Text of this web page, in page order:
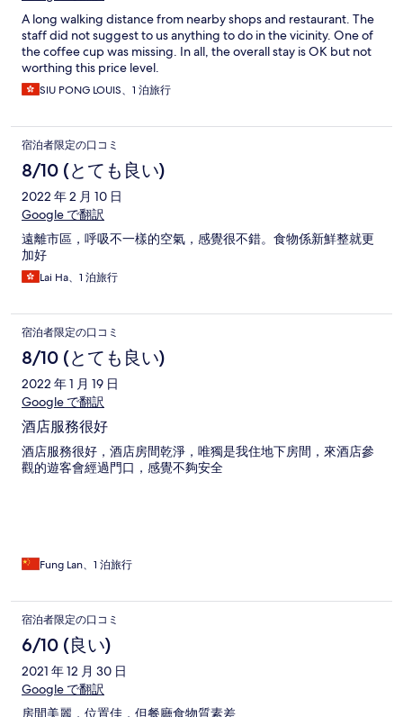
A long walking distance from nearby shops and restaurant. The
staff did not suggest to us anything to do in the vicinity. One of
the coffee cup was missing. In all, the overall stay is OK but not
worthing this price level.
SIU PONG LOUIS、1 泊旅行
宿泊者限定の口コミ
8/10 (とても良い)
2022 年 2 月 10 日
Google で翻訳
遠離市區，呼吸不一樣的空氣，感覺很不錯。食物係新鮮整就更
加好
Lai Ha、1 泊旅行
宿泊者限定の口コミ
8/10 (とても良い)
2022 年 1 月 19 日
Google で翻訳
酒店服務很好
酒店服務很好，酒店房間乾淨，唯獨是我住地下房間，來酒店參
觀的遊客會經過門口，感覺不夠安全
Fung Lan、1 泊旅行
宿泊者限定の口コミ
6/10 (良い)
2021 年 12 月 30 日
Google で翻訳
房間美麗，位置佳，但餐廳食物質素差